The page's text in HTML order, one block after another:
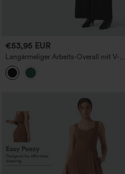
€53,95 EUR
Langärmeliger Arbeits-Overall mit V-
Ausschnitt, Reißverschluss und Taschen
– Easy Peezy